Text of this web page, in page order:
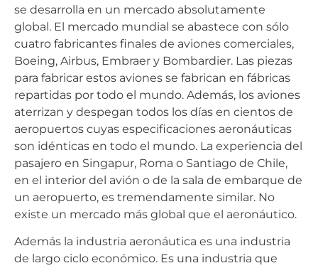
se desarrolla en un mercado absolutamente
global. El mercado mundial se abastece con sólo
cuatro fabricantes finales de aviones comerciales,
Boeing, Airbus, Embraer y Bombardier. Las piezas
para fabricar estos aviones se fabrican en fábricas
repartidas por todo el mundo. Además, los aviones
aterrizan y despegan todos los días en cientos de
aeropuertos cuyas especificaciones aeronáuticas
son idénticas en todo el mundo. La experiencia del
pasajero en Singapur, Roma o Santiago de Chile,
en el interior del avión o de la sala de embarque de
un aeropuerto, es tremendamente similar. No
existe un mercado más global que el aeronáutico.
Además la industria aeronáutica es una industria
de largo ciclo económico. Es una industria que